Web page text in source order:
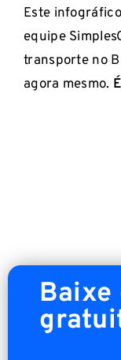
Este
equipe
transporte no
agora mesmo.